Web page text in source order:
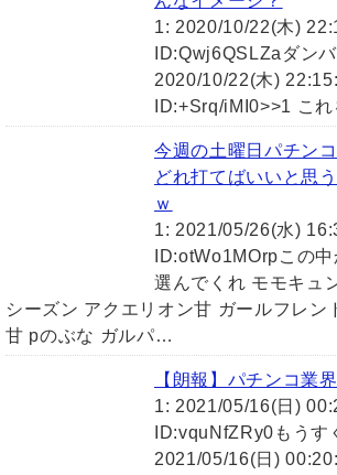
1: 2020/10/22(木)
ID:Qwj6QSLZaダン
2020/10/22(木)
ID:+Srq/iMI0>>1 こ
今週の土曜日パチン
どれ打てばいいと思
ｗ
1: 2021/05/26(水)
ID:otWo1MOrpこの
選んでくれ モモキュ
シーズン アクエリオン甘 ガールフレン
甘 pのぶな ガルパ…
【朗報】パチンコ業
1: 2021/05/16(日)
ID:vquNfZRy0もうす
2021/05/16(日)